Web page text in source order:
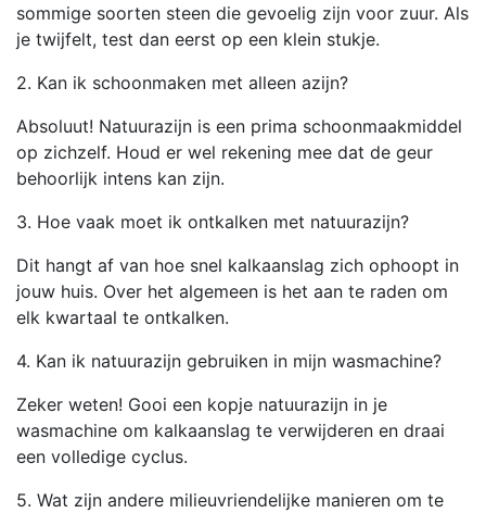
sommige soorten steen die gevoelig zijn voor zuur. Als
je twijfelt, test dan eerst op een klein stukje.
2. Kan ik schoonmaken met alleen azijn?
Absoluut! Natuurazijn is een prima schoonmaakmiddel
op zichzelf. Houd er wel rekening mee dat de geur
behoorlijk intens kan zijn.
3. Hoe vaak moet ik ontkalken met natuurazijn?
Dit hangt af van hoe snel kalkaanslag zich ophoopt in
jouw huis. Over het algemeen is het aan te raden om
elk kwartaal te ontkalken.
4. Kan ik natuurazijn gebruiken in mijn wasmachine?
Zeker weten! Gooi een kopje natuurazijn in je
wasmachine om kalkaanslag te verwijderen en draai
een volledige cyclus.
5. Wat zijn andere milieuvriendelijke manieren om te